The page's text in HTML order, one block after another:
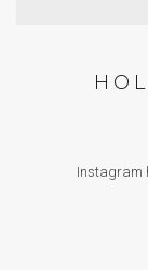
Instagram